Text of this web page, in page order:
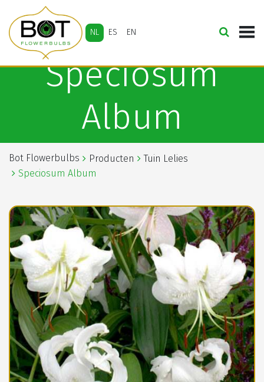
NL ES EN
Speciosum
Album
Bot Flowerbulbs Producten
Tuin Lelies
Speciosum Album